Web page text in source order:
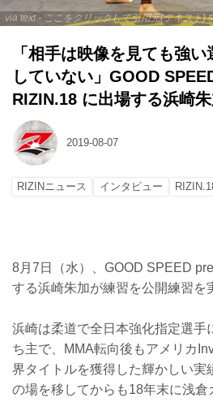
「相手は映像を見ても強
していない」GOOD
RIZIN.18 に出場する浜崎
2019-08-07
RIZINニュース インタビュー
8月7日（水）、GOOD SPEED
する浜崎朱加が練習を公開練習を
浜崎は柔道で全日本強化指定選手
ち主で、MMA転向後もアメリカ
界タイトルを獲得した輝かしい実
の場を移してからも18年末に浅倉